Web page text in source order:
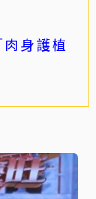
身護植